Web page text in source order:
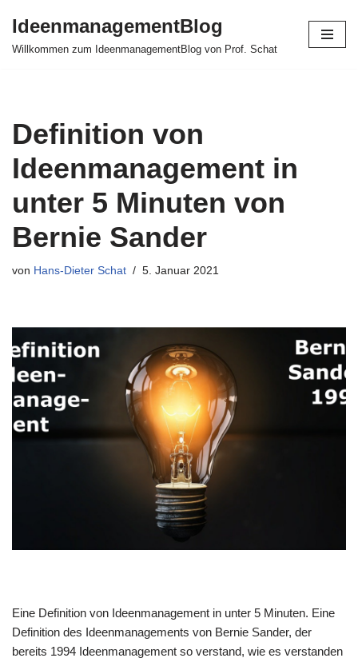
Zum
IdeenmanagementBlog
Willkommen zum IdeenmanagementBlog von Prof. Schat
Definition von
Ideenmanagement in
unter 5 Minuten von
Bernie Sander
von Hans-Dieter Schat 5. Januar 2021
Eine Defi­ni­ti­on von Ideen­ma­nage­ment in unter 5 Minu­ten. Eine
Defi­ni­ti­on des Ideen­ma­nage­ments von Ber­nie San­der, der
bereits 1994 Ideen­ma­nage­ment so ver­stand, wie es ver­stan­den